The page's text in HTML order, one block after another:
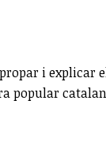
i
popular